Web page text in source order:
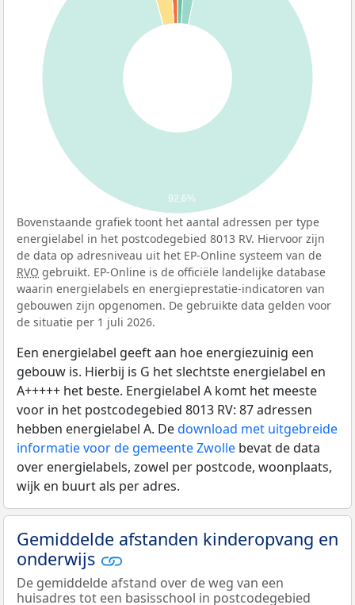
92,6%
Bovenstaande grafiek toont het aantal adressen per type
energielabel in het postcodegebied 8013 RV. Hiervoor zijn
de data op adresniveau uit het EP-Online systeem van de
RVO gebruikt. EP-Online is de officiële landelijke database
waarin energielabels en energieprestatie-indicatoren van
gebouwen zijn opgenomen. De gebruikte data gelden voor
de situatie per 1 juli 2026.
Een energielabel geeft aan hoe energiezuinig een
gebouw is. Hierbij is G het slechtste energielabel en
A+++++ het beste. Energielabel A komt het meeste
voor in het postcodegebied 8013 RV: 87 adressen
hebben energielabel A. Dedownload met uitgebreide
informatie voor de gemeente Zwolle bevat de data
over energielabels, zowel per postcode, woonplaats,
wijk en buurt als per adres.
Gemiddelde afstanden kinderopvang en
onderwijs
De gemiddelde afstand over de weg van een
huisadres tot een basisschool in postcodegebied